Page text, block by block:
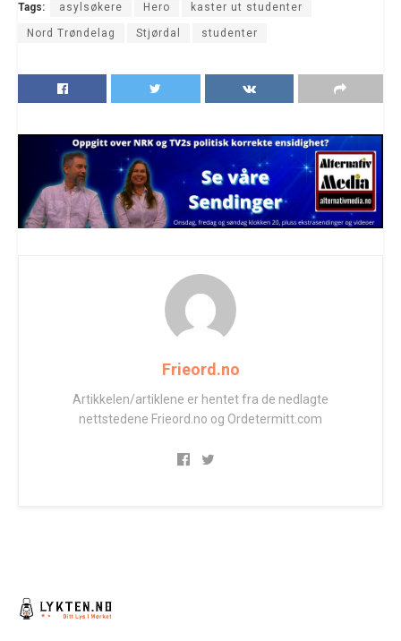
Tags: asylsøkere Hero kaster ut studenter
Nord Trøndelag Stjørdal studenter
Frieord.no
Artikkelen/artiklene er hentet fra de nedlagte
nettstedene Frieord.no og Ordetermitt.com